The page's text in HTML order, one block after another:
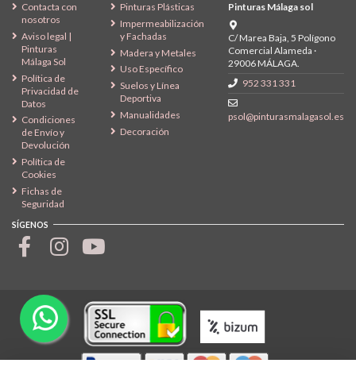
Contacta con
nosotros
Aviso legal |
Pinturas
Málaga Sol
Política de
Privacidad de
Datos
Condiciones
de Envío y
Devolución
Política de
Cookies
Fichas de
Seguridad
Pinturas Plásticas
Impermeabilización
y Fachadas
Madera y Metales
Uso Específico
Suelos y Línea
Deportiva
Manualidades
Decoración
Pinturas Málaga sol
C/ Marea Baja, 5 Polígono
Comercial Alameda ·
29006 MÁLAGA.
952 331 331
psol@pinturasmalagasol.es
SÍGENOS